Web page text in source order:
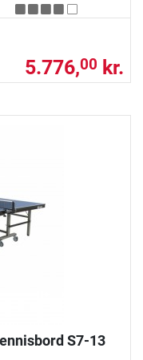
5.776,00 kr.
S7-13